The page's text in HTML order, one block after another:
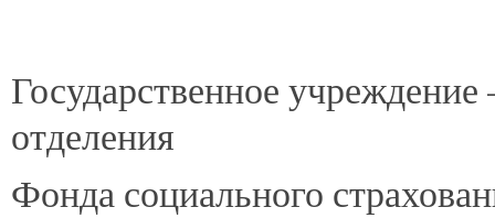
Государственное
отделения
Фонда социального